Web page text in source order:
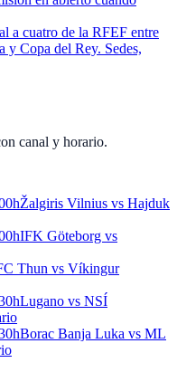
a cuatro de la RFEF entre
y Copa del Rey. Sedes,
canal y horario.
Žalgiris Vilnius vs Hajduk
IFK Göteborg vs
Thun vs Víkingur
Lugano vs NSÍ
Borac Banja Luka vs ML